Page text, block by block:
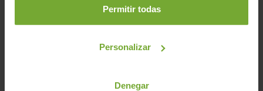
Permitir todas
Personalizar
Denegar